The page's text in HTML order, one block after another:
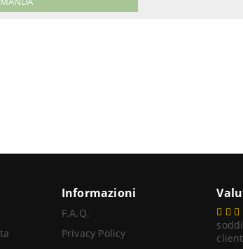
Informazioni
F.A.Q.
Privacy Policy